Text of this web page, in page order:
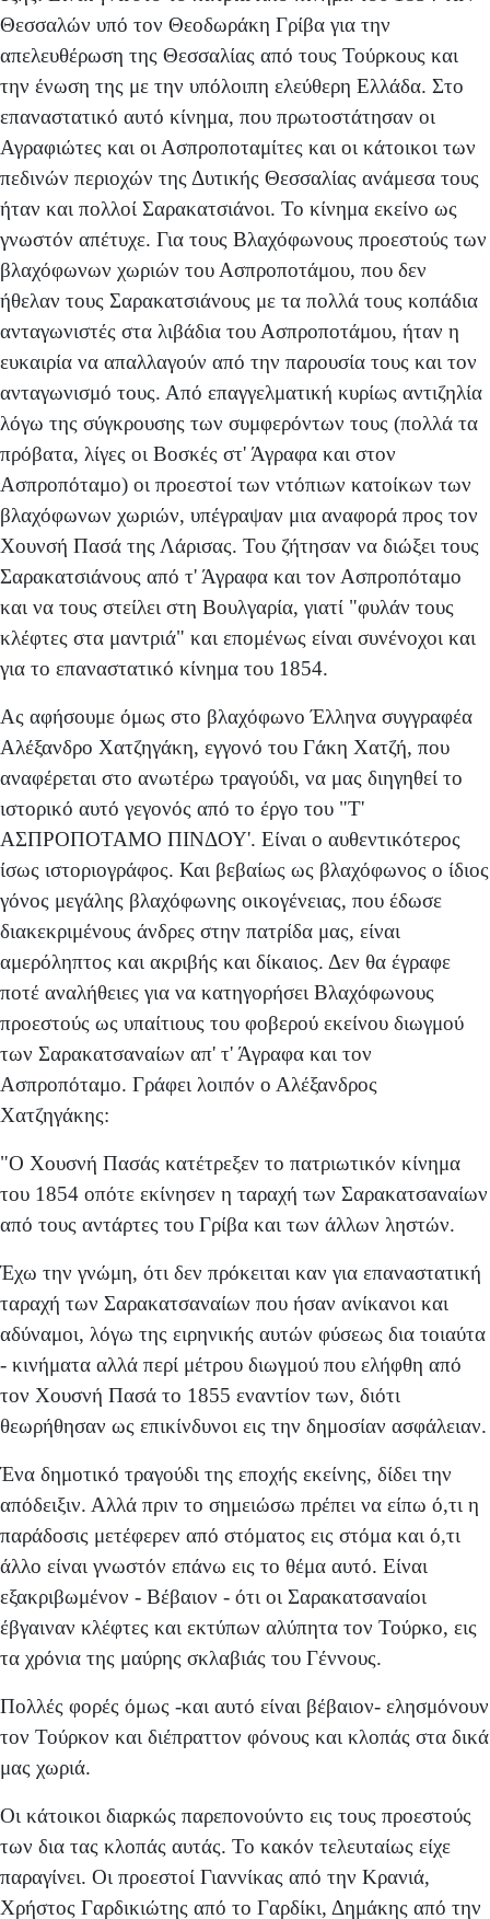
Θεσσαλών υπό τον Θεοδωράκη Γρίβα για την
απελευθέρωση της Θεσσαλίας από τους Τούρκους και
την ένωση της με την υπόλοιπη ελεύθερη Ελλάδα. Στο
επαναστατικό αυτό κίνημα, που πρωτοστάτησαν οι
Αγραφιώτες και οι Ασπροποταμίτες και οι κάτοικοι των
πεδινών περιοχών της Δυτικής Θεσσαλίας ανάμεσα τους
ήταν και πολλοί Σαρακατσιάνοι. Το κίνημα εκείνο ως
γνωστόν απέτυχε. Για τους Βλαχόφωνους προεστούς των
βλαχόφωνων χωριών του Ασπροποτάμου, που δεν
ήθελαν τους Σαρακατσιάνους με τα πολλά τους κοπάδια
ανταγωνιστές στα λιβάδια του Ασπροποτάμου, ήταν η
ευκαιρία να απαλλαγούν από την παρουσία τους και τον
ανταγωνισμό τους. Από επαγγελματική κυρίως αντιζηλία
λόγω της σύγκρουσης των συμφερόντων τους (πολλά τα
πρόβατα, λίγες οι Βοσκές στ' Άγραφα και στον
Ασπροπόταμο) οι προεστοί των ντόπιων κατοίκων των
βλαχόφωνων χωριών, υπέγραψαν μια αναφορά προς τον
Χουνσή Πασά της Λάρισας. Του ζήτησαν να διώξει τους
Σαρακατσιάνους από τ' Άγραφα και τον Ασπροπόταμο
και να τους στείλει στη Βουλγαρία, γιατί "φυλάν τους
κλέφτες στα μαντριά" και επομένως είναι συνένοχοι και
για το επαναστατικό κίνημα του 1854.
Ας αφήσουμε όμως στο βλαχόφωνο Έλληνα συγγραφέα
Αλέξανδρο Χατζηγάκη, εγγονό του Γάκη Χατζή, που
αναφέρεται στο ανωτέρω τραγούδι, να μας διηγηθεί το
ιστορικό αυτό γεγονός από το έργο του "Τ'
ΑΣΠΡΟΠΟΤΑΜΟ ΠΙΝΔΟΥ'. Είναι ο αυθεντικό­τερος
ίσως ιστοριογράφος. Και βεβαίως ως βλαχόφωνος ο ίδιος
γόνος μεγάλης βλαχόφωνης οικογένειας, που έδωσε
διακεκριμένους άνδρες στην πατρίδα μας, είναι
αμερόληπτος και ακριβής και δίκαιος. Δεν θα έγραφε
ποτέ αναλήθειες για να κατηγορήσει Βλαχόφωνους
προεστούς ως υπαίτιους του φοβερού εκείνου διωγμού
των Σαρακατσαναίων απ' τ' Άγραφα και τον
Ασπροπόταμο. Γράφει λοιπόν ο Αλέξανδρος
Χατζηγάκης:
"Ο Χουσνή Πασάς κατέτρεξεν το πατριωτικόν κίνημα
του 1854 οπότε εκίνησεν η ταραχή των Σαρακατσαναίων
από τους αντάρτες του Γρίβα και των άλλων ληστών.
Έχω την γνώμη, ότι δεν πρόκειται καν για επαναστατική
ταραχή των Σαρακατσαναίων που ήσαν ανίκανοι και
αδύναμοι, λόγω της ειρηνικής αυτών φύσεως δια τοιαύτα
- κινήματα αλλά περί μέτρου διωγμού που ελήφθη από
τον Χουσνή Πασά το 1855 εναντίον των, διότι
θεωρήθησαν ως επικίνδυνοι εις την δημοσίαν ασφάλειαν.
Ένα δημοτικό τραγούδι της εποχής εκείνης, δίδει την
απόδειξιν. Αλλά πριν το σημειώσω πρέπει να είπω ό,τι η
παράδοσις μετέφερεν από στόματος εις στόμα και ό,τι
άλλο είναι γνωστόν επάνω εις το θέμα αυτό. Είναι
εξακριβωμένον - Βέβαιον - ότι οι Σαρακατσαναίοι
έβγαιναν κλέφτες και εκτύπων αλύπητα τον Τούρκο, εις
τα χρόνια της μαύρης σκλαβιάς του Γέννους.
Πολλές φορές όμως -και αυτό είναι βέβαιον- ελησμόνουν
τον Τούρκον και διέπραττον φόνους και κλοπάς στα δικά
μας χωριά.
Οι κάτοικοι διαρκώς παρεπονούντο εις τους προεστούς
των δια τας κλοπάς αυτάς. Το κακόν τελευταίως είχε
παραγίνει. Οι προεστοί Γιαννίκας από την Κρανιά,
Χρήστος Γαρδικιώτης από το Γαρδίκι, Δημάκης από την